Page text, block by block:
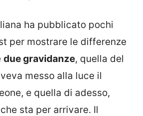
ha pubblicato pochi
per mostrare le differenze
due gravidanze, quella del
messo alla luce il
e quella di adesso,
sta per arrivare. Il